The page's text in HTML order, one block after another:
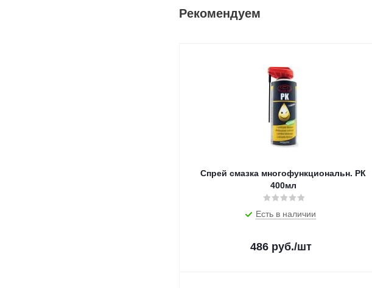
Рекомендуем
Спрей смазка многофункциональн. РК
400мл
Есть в наличии
486 руб./шт